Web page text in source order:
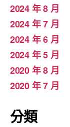
2024 年 8 月
2024 年 7 月
2024 年 6 月
2024 年 5 月
2020 年 8 月
2020 年 7 月
分類